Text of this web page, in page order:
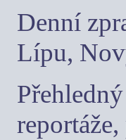
Denní
Lípu,